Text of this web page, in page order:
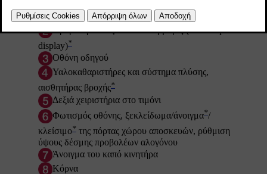
ομίχλης/φώτα στροφής , πίσω φώτα ομίχλης,
μηδενισμός του χιλιομετρητή
Προβολή ενδείξεων στο παρμπρίζ (Head-Up
display)*
Οθόνη οδηγού
Υαλοκαθαριστήρες και σύστημα πλύσης,
αισθητήρας βροχής*
Δεξιά χειριστήρια στο τιμόνι
Φωτισμός οθόνης, ξεκλείδωμα/άνοιγμα*/
κλείσιμο* της πόρτας χώρου αποσκευών, ρύθμιση
ύψους δέσμης προβολέων αλογόνου
Άνοιγμα του καπό κινητήρα
Κόρνα